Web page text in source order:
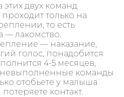
двух команд
только на
то есть
лакомство.
— наказание,
голос, понадобится
4-5 месяцев,
невыполненные команды
отобьете у малыша
контакт.